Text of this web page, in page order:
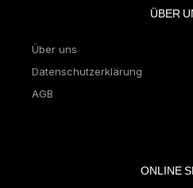
ÜBER
Über uns
Datenschutzerklärung
AGB
ONLINE